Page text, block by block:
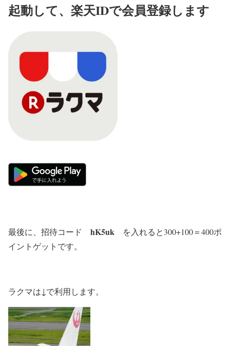
起動して、楽天IDで会員登録します
最後に、招待コード hK5uk を入れると300+100＝400ポ
イントゲットです。
ラクマは↓で利用します。